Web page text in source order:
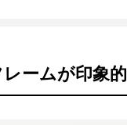
ームが印象的